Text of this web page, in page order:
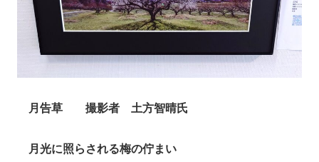
月告草 撮影者 土方智晴氏
月光に照らされる梅の佇まい